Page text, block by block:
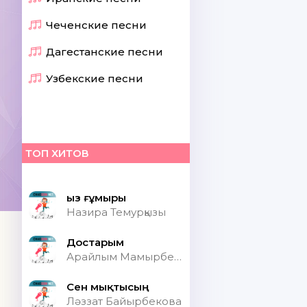
Чеченские песни
Дагестанские песни
Узбекские песни
ТОП ХИТОВ
Қыз ғұмыры
Назира Темурқызы
Достарым
Арайлым Мамырбекқызы
Сен мықтысың
Ләззат Байырбекова